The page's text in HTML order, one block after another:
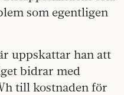
som egentligen
uppskattar han att
bidrar med
till kostnaden för